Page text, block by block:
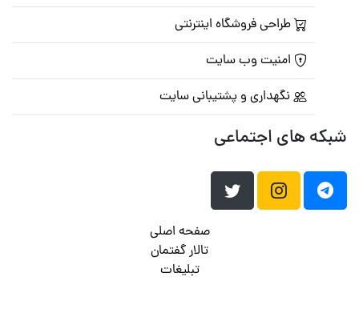
طراحی فروشگاه اینترنتی
امنیت وب سایت
نگهداری و پشتیبانی سایت
شبکه های اجتماعی
صفحه اصلی
تالار گفتمان
تبلیغات